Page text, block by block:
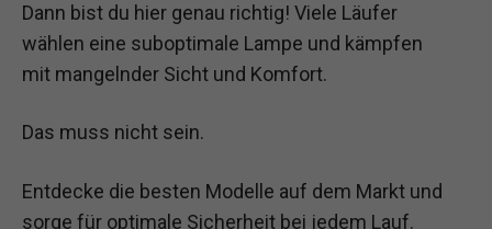
Dann bist du hier genau richtig! Viele Läufer
wählen eine suboptimale Lampe und kämpfen
mit mangelnder Sicht und Komfort.
Das muss nicht sein.
Entdecke die besten Modelle auf dem Markt und
sorge für optimale Sicherheit bei jedem Lauf.